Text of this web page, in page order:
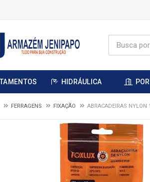
HIDRÁULICA
FERRAGENS FIXAÇÃO ABRACADEIRAS